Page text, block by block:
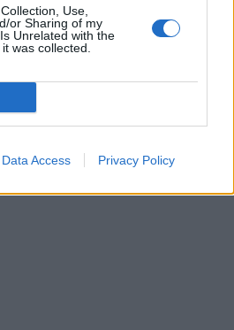
Use,
or Sharing of my
Unrelated with the
was collected.
Data Access Privacy Policy